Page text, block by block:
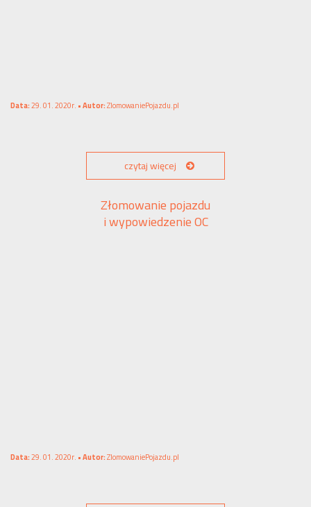
Data:29. 01. 2020r. •Autor:ZlomowaniePojazdu.pl
czytaj więcej
Złomowanie pojazdu
i wypowiedzenie OC
Data:29. 01. 2020r. •Autor:ZlomowaniePojazdu.pl